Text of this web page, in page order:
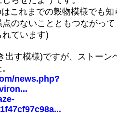
これまでの穀物模様でも知
のないことともつながって
ています)
出す模様)ですが、ストーン
news.php?